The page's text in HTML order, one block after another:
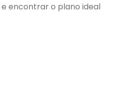
e encontrar o plano ideal